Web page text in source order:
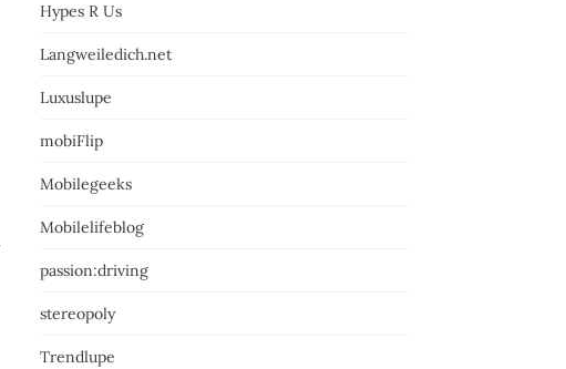
Hypes R Us
Langweiledich.net
Luxuslupe
mobiFlip
Mobilegeeks
Mobilelifeblog
passion:driving
stereopoly
Trendlupe